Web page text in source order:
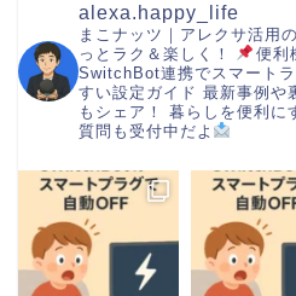
alexa.happy_life
まこナッツ｜アレクサ活用
っとラク＆楽しく！
便利
SwitchBot連携でスマート
すい設定ガイド 最新事例や
もシェア！
暮らしを便利に
質問も受付中だよ